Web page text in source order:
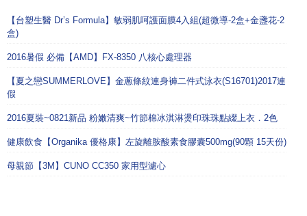
【台塑生醫 Dr’s Formula】敏弱肌呵護面膜4入組(超微導-2盒+金盞花-2
盒)
2016暑假 必備【AMD】FX-8350 八核心處理器
【夏之戀SUMMERLOVE】金蔥條紋連身褲二件式泳衣(S16701)2017連
假
2016夏裝~0821新品 粉嫩清爽~竹節棉冰淇淋燙印珠珠點綴上衣．2色
健康飲食【Organika 優格康】左旋離胺酸素食膠囊500mg(90顆 15天份)
母親節【3M】CUNO CC350 家用型濾心